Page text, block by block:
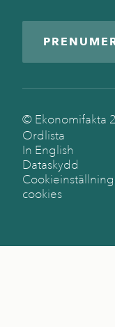
© Ekonomifakta
Ordlista
In English
Dataskydd
cookies